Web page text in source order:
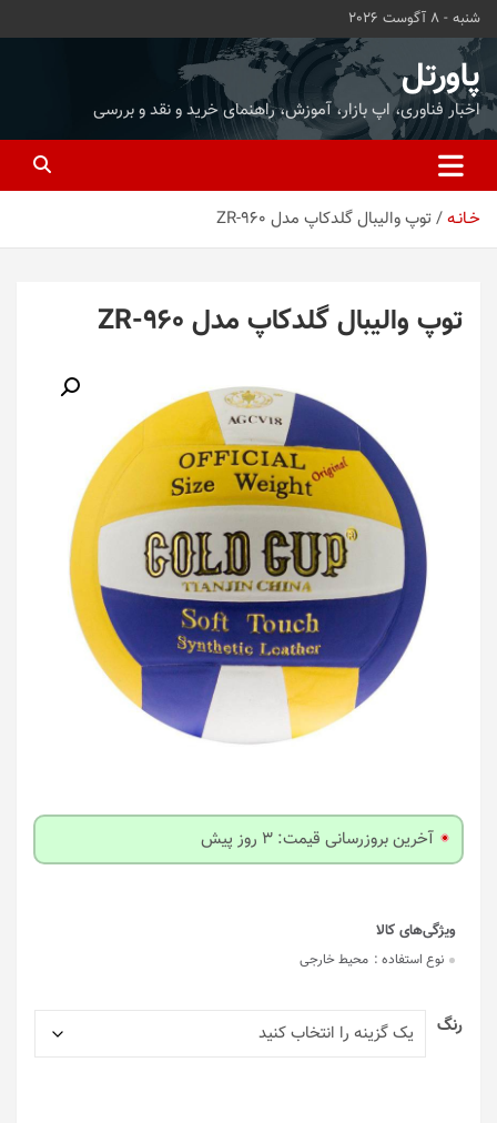
محتوا
بروید
شنبه - 8 آگوست 2026
پاورتل
اخبار فناوری، اپ بازار، آموزش، راهنمای خرید و نقد و بررسی
خـانـه توپ والیبال گلدکاپ مدل ZR-960
توپ والیبال گلدکاپ مدل ZR-960
آخرین بروزرسانی قیمت: 3 روز پیش
نوع استفاده : محیط خارجی
رنگ